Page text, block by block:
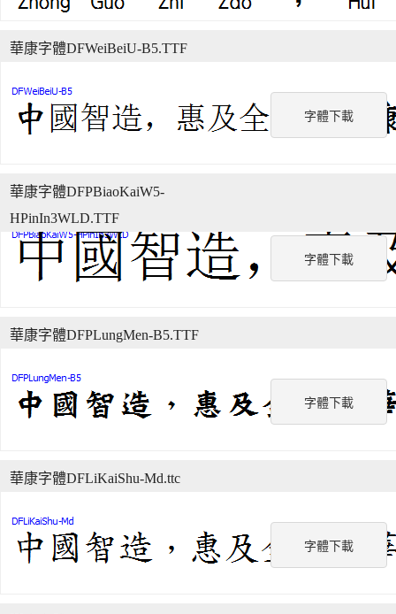
字體下載
華康字體DFWeiBeiU-B5.TTF
字體下載
華康字體DFPBiaoKaiW5-
HPinIn3WLD.TTF
字體下載
華康字體DFPLungMen-B5.TTF
字體下載
華康字體DFLiKaiShu-Md.ttc